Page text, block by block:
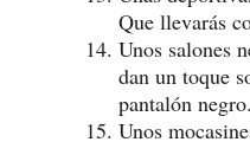
Que llevarás
Unos salones
dan un toque
pantalón negro.
Unos